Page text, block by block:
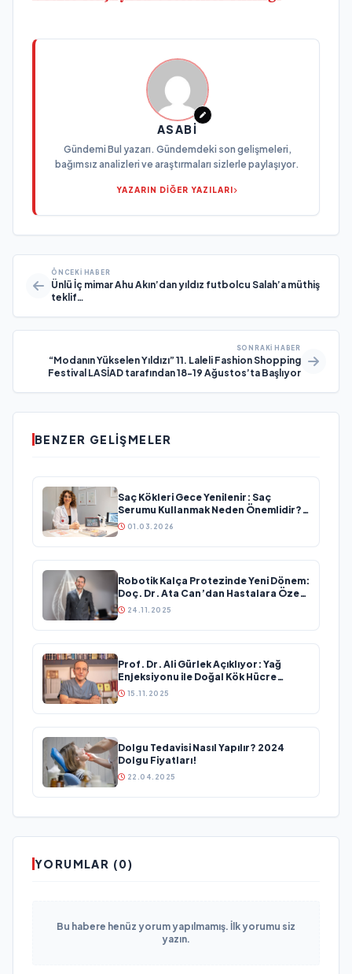
ASABI
Gündemi Bul yazarı. Gündemdeki son gelişmeleri,
bağımsız analizleri ve araştırmaları sizlerle paylaşıyor.
YAZARIN DİĞER YAZILARI
ÖNCEKI HABER
Ünlü İç mimar Ahu Akın’dan yıldız futbolcu Salah’a müthiş
teklif…
SONRAKI HABER
“Modanın Yükselen Yıldızı” 11. Laleli Fashion Shopping
Festival LASİAD tarafından 18-19 Ağustos’ta Başlıyor
BENZER GELIŞMELER
Saç Kökleri Gece Yenilenir: Saç
Serumu Kullanmak Neden Önemlidir?
Evrim Bayraktar Anlatıyor
01.03.2026
Robotik Kalça Protezinde Yeni Dönem:
Doç. Dr. Ata Can’dan Hastalara Özel
Cerrahi Planlama
24.11.2025
Prof. Dr. Ali Gürlek Açıklıyor: Yağ
Enjeksiyonu ile Doğal Kök Hücre
Tedavisi
15.11.2025
Dolgu Tedavisi Nasıl Yapılır? 2024
Dolgu Fiyatları!
22.04.2025
YORUMLAR (0)
Bu habere henüz yorum yapılmamış. İlk yorumu siz
yazın.